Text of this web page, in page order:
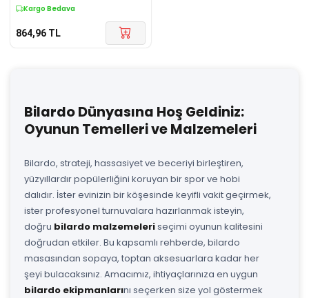
Kargo Bedava
864,96 TL
Bilardo Dünyasına Hoş Geldiniz:
Oyunun Temelleri ve Malzemeleri
Bilardo, strateji, hassasiyet ve beceriyi birleştiren,
yüzyıllardır popülerliğini koruyan bir spor ve hobi
dalıdır. İster evinizin bir köşesinde keyifli vakit geçirmek,
ister profesyonel turnuvalara hazırlanmak isteyin,
doğru bilardo malzemeleriseçimi oyunun kalitesini
doğrudan etkiler. Bu kapsamlı rehberde, bilardo
masasından sopaya, toptan aksesuarlara kadar her
şeyi bulacaksınız. Amacımız, ihtiyaçlarınıza en uygun
bilardo ekipmanlarını seçerken size yol göstermek